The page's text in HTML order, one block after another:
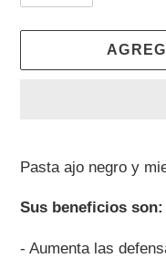
el
a
carrito
Pasta ajo negro y
Sus beneficios son:
- Aumenta las